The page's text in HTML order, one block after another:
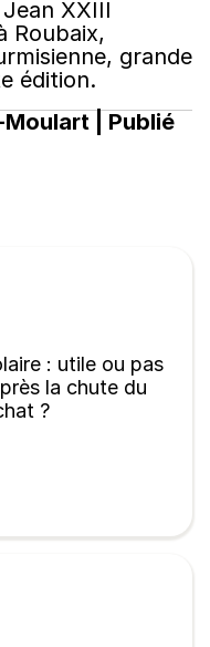
XXIII
Roubaix,
grande
édition.
| Publié
: utile ou pas
la chute du
?